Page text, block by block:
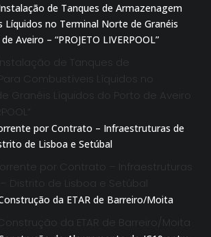
de Tanques de
Combustíveis Líquidos no
Granéis Líquidos do Porto de Aveiro
por Contrato – Infraestruturas
Distrito de Lisboa e Setúbal
da ETAR de Barreiro/Moita